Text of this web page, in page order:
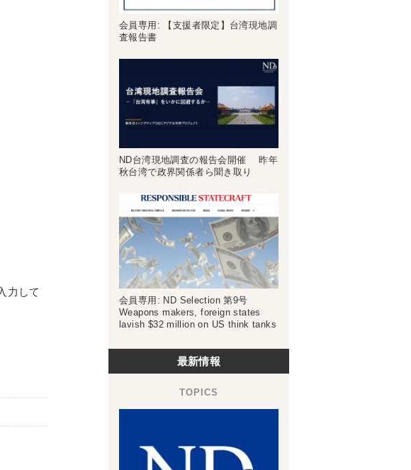
力して
会員専用: 【支援者限定】台湾現地調
査報告書
ND台湾現地調査の報告会開催 昨年
秋台湾で政界関係者ら聞き取り
会員専用: ND Selection 第9号
Weapons makers, foreign states
lavish $32 million on US think tanks
最新情報